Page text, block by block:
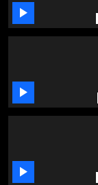


